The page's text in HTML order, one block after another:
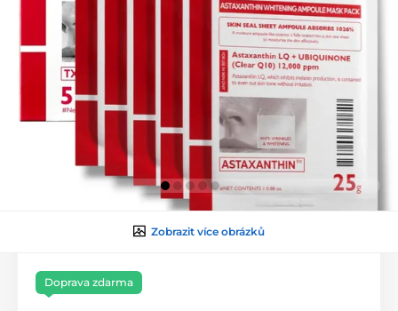
Zobrazit více obrázků
Doprava zdarma